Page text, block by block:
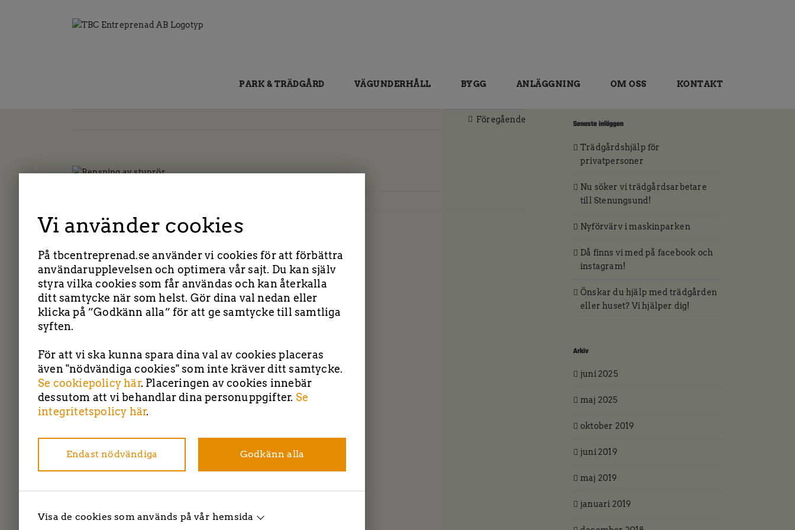
PARK & TRÄDGÅRD VÄGUNDERHÅLL BYGG ANLÄGGNING OM OSS KONTAKT
Föregående Senaste inläggen
Trädgårdshjälp för
privatpersoner
Nu söker vi trädgårdsarbetare
till Stenungsund!
Nyförvärv i maskinparken
Då finns vi med på facebook och
instagram!
Önskar du hjälp med trädgården
eller huset? Vi hjälper dig!
Arkiv
juni 2025
maj 2025
oktober 2019
juni 2019
maj 2019
januari 2019
TBC entreprenad | Tockebackavägen 18F, 44139 Alingsås | Saltängsvägen 2, 444 31 Stenungsund
Tel: 0303-22 55 40
Vi använder cookies
På tbcentreprenad.se använder vi cookies för att förbättra
användarupplevelsen och optimera vår sajt. Du kan själv
styra vilka cookies som får användas och kan återkalla
ditt samtycke när som helst. Gör dina val nedan eller
klicka på ”Godkänn alla” för att ge samtycke till samtliga
syften.
För att vi ska kunna spara dina val av cookies placeras
även "nödvändiga cookies" som inte kräver ditt samtycke.
Se cookiepolicy här. Placeringen av cookies innebär
dessutom att vi behandlar dina personuppgifter. Se
integritetspolicy här.
Godkänn alla
Endast nödvändiga
Visa de cookies som används på vår hemsida